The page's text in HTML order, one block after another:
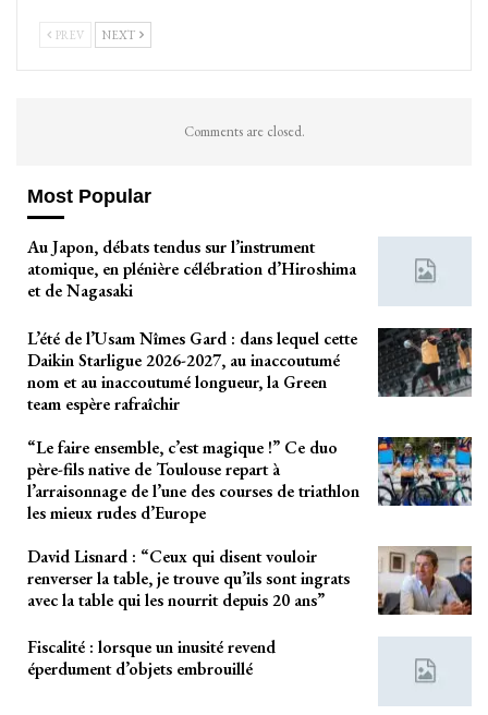
PREV NEXT
Comments are closed.
Most Popular
Au Japon, débats tendus sur l’instrument
atomique, en plénière célébration d’Hiroshima
et de Nagasaki
L’été de l’Usam Nîmes Gard : dans lequel cette
Daikin Starligue 2026-2027, au inaccoutumé
nom et au inaccoutumé longueur, la Green
team espère rafraîchir
“Le faire ensemble, c’est magique !” Ce duo
père-fils native de Toulouse repart à
l’arraisonnage de l’une des courses de triathlon
les mieux rudes d’Europe
David Lisnard : “Ceux qui disent vouloir
renverser la table, je trouve qu’ils sont ingrats
avec la table qui les nourrit depuis 20 ans”
Fiscalité : lorsque un inusité revend
éperdument d’objets embrouillé